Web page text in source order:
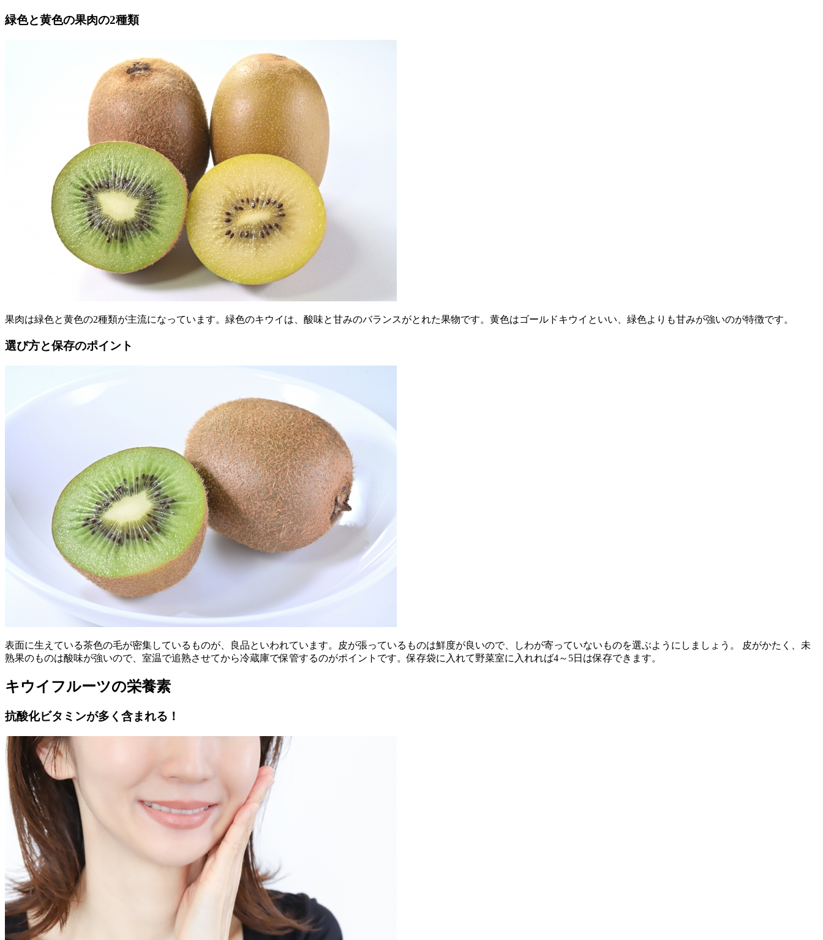
緑色と黄色の果肉の2種類
果肉は緑色と黄色の2種類が主流になっています。緑色のキウイは、酸味と甘みのバランスがとれた果物です。黄色はゴールドキウイといい、緑色よりも甘みが強いのが特徴です。
選び方と保存のポイント
表面に生えている茶色の毛が密集しているものが、良品といわれています。皮が張っているものは鮮度が良いので、しわが寄っていないものを選ぶようにしましょう。 皮がかたく、未
熟果のものは酸味が強いので、室温で追熟させてから冷蔵庫で保管するのがポイントです。保存袋に入れて野菜室に入れれば4～5日は保存できます。
キウイフルーツの栄養素
抗酸化ビタミンが多く含まれる！